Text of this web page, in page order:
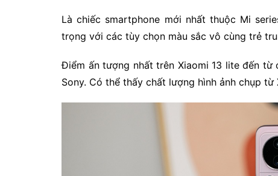
Là chiếc smartphone mới nhất thuộc Mi
trọng với các tùy chọn màu sắc vô cùng trẻ
Điểm ấn tượng nhất trên Xiaomi 13 lite đến
Sony. Có thể thấy chất lượng hình ảnh chụp